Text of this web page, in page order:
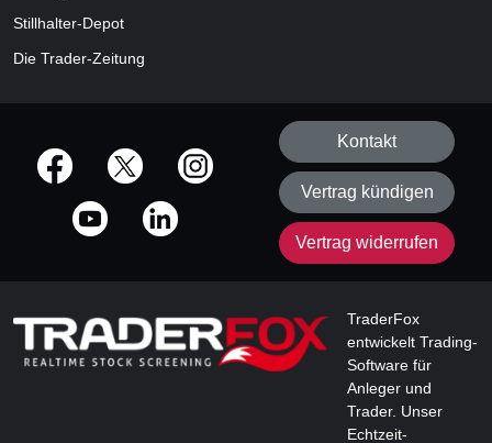
Stillhalter-Depot
Die Trader-Zeitung
offizielle Social Media-Accounts
Kontakt
Vertrag kündigen
Vertrag widerrufen
TraderFox
entwickelt Trading-
Software für
Anleger und
Trader. Unser
Echtzeit-